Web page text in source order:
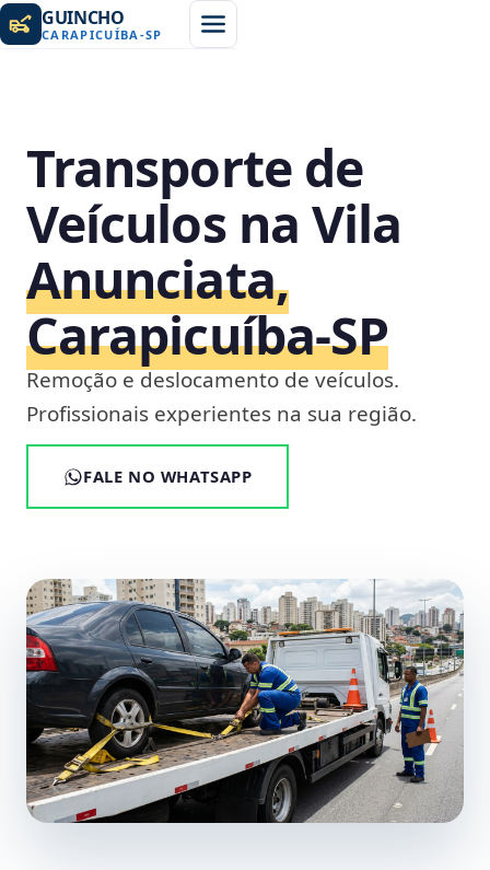
GUINCHO
CARAPICUÍBA -SP
Transporte de
Veículos na Vila
Anunciata,
Carapicuíba‑SP
Remoção e deslocamento de veículos.
Profissionais experientes na sua região.
FALE NO WHATSAPP